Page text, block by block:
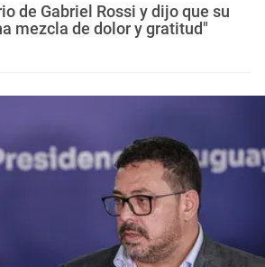
de Gabriel Rossi y dijo que su
mezcla de dolor y gratitud"